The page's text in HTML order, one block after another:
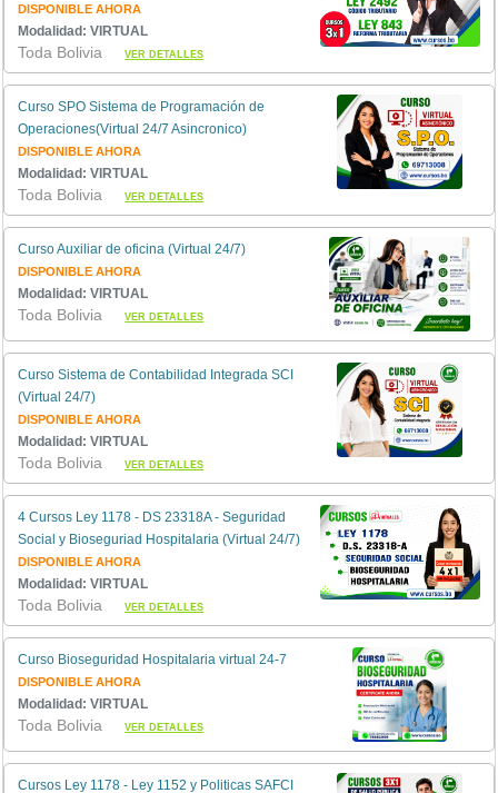
DISPONIBLE AHORA
Modalidad: VIRTUAL
Toda BoliviaVER DETALLES
Curso SPO Sistema de Programación de
Operaciones(Virtual 24/7 Asincronico)
DISPONIBLE AHORA
Modalidad: VIRTUAL
Toda BoliviaVER DETALLES
Curso Auxiliar de oficina (Virtual 24/7)
DISPONIBLE AHORA
Modalidad: VIRTUAL
Toda BoliviaVER DETALLES
Curso Sistema de Contabilidad Integrada SCI
(Virtual 24/7)
DISPONIBLE AHORA
Modalidad: VIRTUAL
Toda BoliviaVER DETALLES
4 Cursos Ley 1178 - DS 23318A - Seguridad
Social y Bioseguriad Hospitalaria (Virtual 24/7)
DISPONIBLE AHORA
Modalidad: VIRTUAL
Toda BoliviaVER DETALLES
Curso Bioseguridad Hospitalaria virtual 24-7
DISPONIBLE AHORA
Modalidad: VIRTUAL
Toda BoliviaVER DETALLES
Cursos Ley 1178 - Ley 1152 y Politicas SAFCI